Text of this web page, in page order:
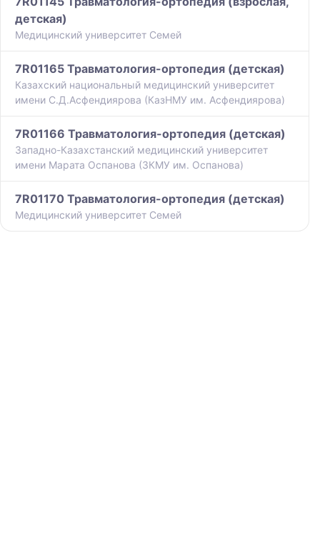
детская)
Медицинский университет Семей
7R01165 Травматология-ортопедия (детская)
Казахский национальный медицинский университет
имени С.Д.Асфендиярова (КазНМУ им. Асфендиярова)
7R01166 Травматология-ортопедия (детская)
Западно-Казахстанский медицинский университет
имени Марата Оспанова (ЗКМУ им. Оспанова)
7R01170 Травматология-ортопедия (детская)
Медицинский университет Семей